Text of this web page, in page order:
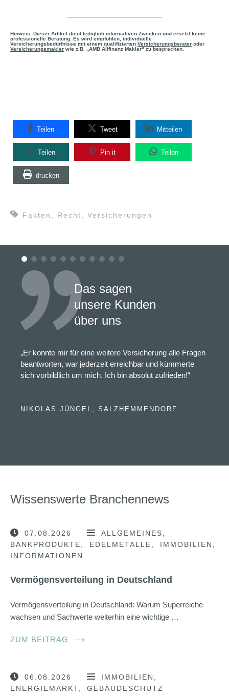
Hinweis: Dieser Artikel dient lediglich informativen Zwecken und ersetzt keine
professionelle Beratung. Es wird empfohlen, individuelle
Versicherungsbedürfnisse mit einem qualifizierten Versicherungsberater oder
Versicherungsmakler wie z.B. „AMB Allfinanz Makler“ zu besprechen.
Teilen Tweet Mitteilen
Teilen Pin it Teilen
drucken
Fakten Recht Versicherungen
Das sagen
unsere Kunden
über uns
„Er konnte mir für eine weitere Versicherung alle Fragen
beantworten, war jederzeit erreichbar und kümmerte
sich vorbildlich um mich. Ich bin absolut zufrieden!“
NIKOLAS JÜNGEL, SALZHEMMENDORF
Wissenswerte Branchennews
07.08.2026
ALLGEMEINES
BANKPRODUKTE
EDELMETALLE
IMMOBILIEN
INFORMATIONEN
Vermögensverteilung in Deutschland
Vermögensverteilung in Deutschland: Warum Superreiche
wachsen und Sachwerte weiterhin eine wichtige …
ZUM BEITRAG ⟶
06.08.2026
IMMOBILIEN
ENERGIEMARKT
GEBÄUDESCHUTZ